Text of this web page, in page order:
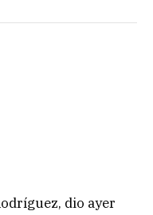
dio ayer